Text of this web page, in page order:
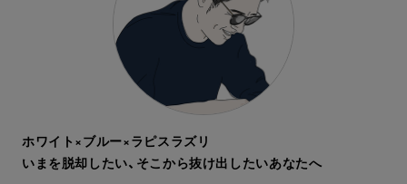
ホワイト×ブルー×ラピスラズリ
いまを脱却したい、そこから抜け出したいあなたへ